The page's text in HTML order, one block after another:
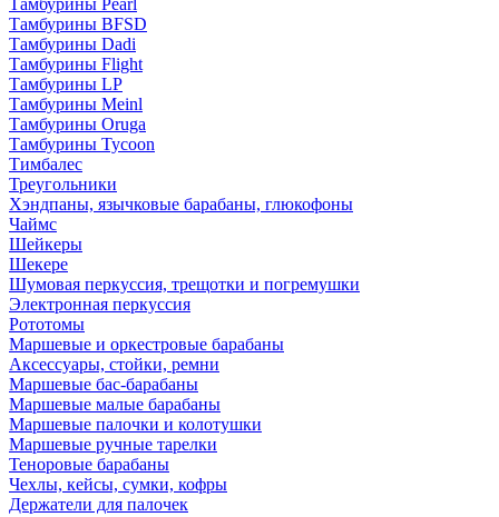
Тамбурины Pearl
Тамбурины BFSD
Тамбурины Dadi
Тамбурины Flight
Тамбурины LP
Тамбурины Meinl
Тамбурины Oruga
Тамбурины Tycoon
Тимбалес
Треугольники
Хэндпаны, язычковые барабаны, глюкофоны
Чаймс
Шейкеры
Шекере
Шумовая перкуссия, трещотки и погремушки
Электронная перкуссия
Рототомы
Маршевые и оркестровые барабаны
Аксессуары, стойки, ремни
Маршевые бас-барабаны
Маршевые малые барабаны
Маршевые палочки и колотушки
Маршевые ручные тарелки
Теноровые барабаны
Чехлы, кейсы, сумки, кофры
Держатели для палочек